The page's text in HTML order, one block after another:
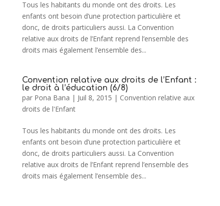
Tous les habitants du monde ont des droits. Les
enfants ont besoin d’une protection particulière et
donc, de droits particuliers aussi. La Convention
relative aux droits de l’Enfant reprend l’ensemble des
droits mais également l’ensemble des...
Convention relative aux droits de l’Enfant :
le droit à l’éducation (6/8)
par Pona Bana | Juil 8, 2015 | Convention relative aux
droits de l'Enfant
Tous les habitants du monde ont des droits. Les
enfants ont besoin d’une protection particulière et
donc, de droits particuliers aussi. La Convention
relative aux droits de l’Enfant reprend l’ensemble des
droits mais également l’ensemble des...